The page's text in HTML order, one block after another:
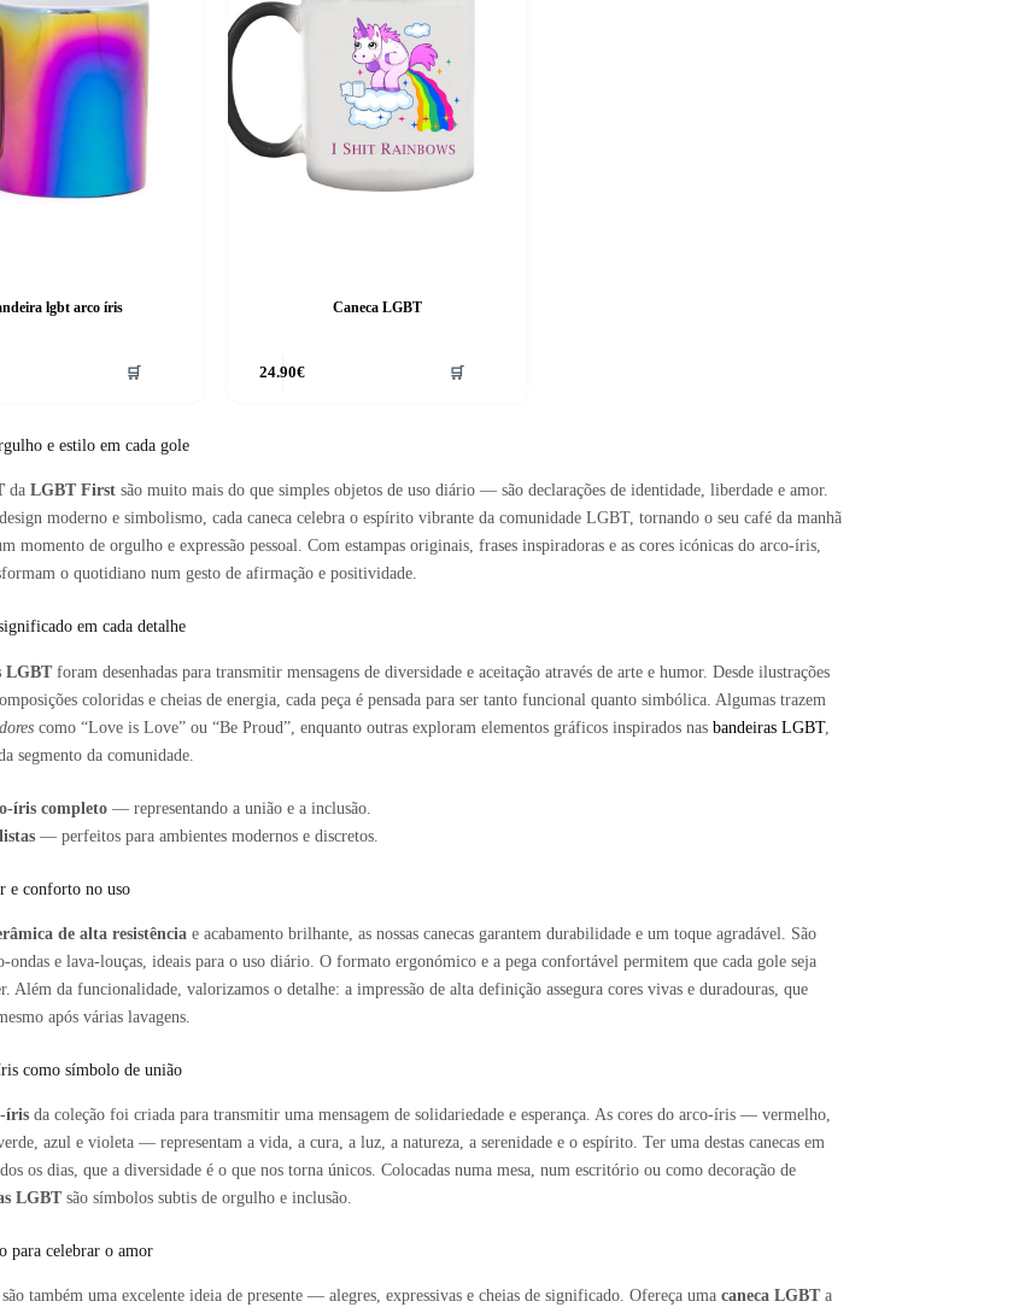
lgbt arco íris
🛒
Caneca LGBT
24.90€ 🛒
e estilo em cada gole
daLGBT First são muito mais do que simples objetos de uso diário — são declarações de identidade, liberdade e amor.
moderno e simbolismo, cada caneca celebra o espírito vibrante da comunidade LGBT, tornando o seu café da manhã
momento de orgulho e expressão pessoal. Com estampas originais, frases inspiradoras e as cores icónicas do arco-íris,
o quotidiano num gesto de afirmação e positividade.
em cada detalhe
LGBT foram desenhadas para transmitir mensagens de diversidade e aceitação através de arte e humor. Desde ilustrações
coloridas e cheias de energia, cada peça é pensada para ser tanto funcional quanto simbólica. Algumas trazem
como “Love is Love” ou “Be Proud”, enquanto outras exploram elementos gráficos inspirados nasbandeiras LGBT,
segmento da comunidade.
íris completo — representando a união e a inclusão.
— perfeitos para ambientes modernos e discretos.
e conforto no uso
de alta resistência e acabamento brilhante, as nossas canecas garantem durabilidade e um toque agradável. São
ondas e lava-louças, ideais para o uso diário. O formato ergonómico e a pega confortável permitem que cada gole seja
Além da funcionalidade, valorizamos o detalhe: a impressão de alta definição assegura cores vivas e duradouras, que
após várias lavagens.
como símbolo de união
íris da coleção foi criada para transmitir uma mensagem de solidariedade e esperança. As cores do arco-íris — vermelho,
azul e violeta — representam a vida, a cura, a luz, a natureza, a serenidade e o espírito. Ter uma destas canecas em
os dias, que a diversidade é o que nos torna únicos. Colocadas numa mesa, num escritório ou como decoração de
LGBT são símbolos subtis de orgulho e inclusão.
para celebrar o amor
são também uma excelente ideia de presente — alegres, expressivas e cheias de significado. Ofereça umacaneca LGBT a